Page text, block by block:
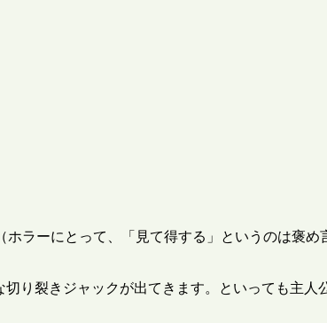
ラーにとって、「見て得する」というのは褒め
り裂きジャックが出てきます。といっても主人